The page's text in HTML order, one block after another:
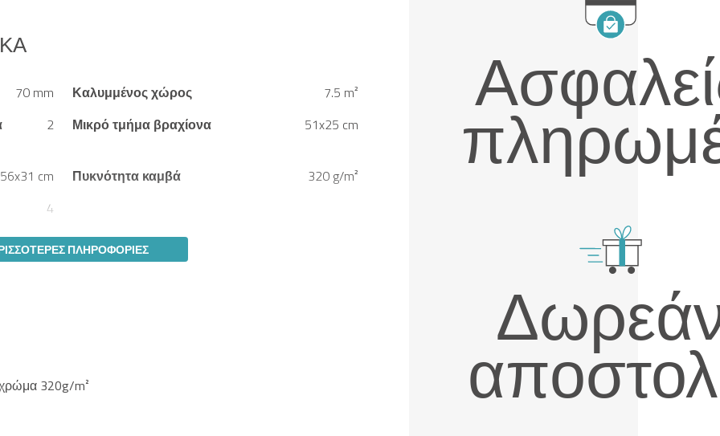
70 mm Καλυμμένος χώρος
7.5 m²
2 Μικρό τμήμα βραχίονα 51x25 cm
56x31 cm Πυκνότητα καμβά
320 g/m²
4
ΠΛΗΡΟΦΟΡΊΕΣ
320g/m²